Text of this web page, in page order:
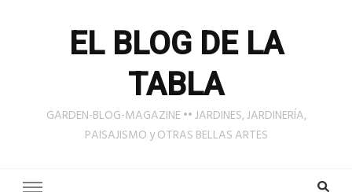
EL BLOG DE LA
TABLA
GARDEN-BLOG-MAGAZINE •• JARDINES, JARDINERÍA,
PAISAJISMO y OTRAS BELLAS ARTES